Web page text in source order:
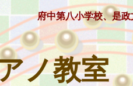
府中第八小学校、是
ノ教室